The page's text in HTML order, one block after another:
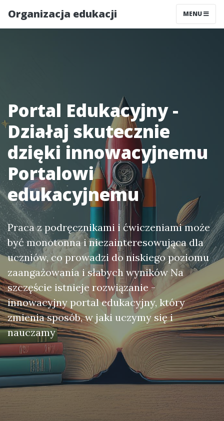
Organizacja edukacji MENU
Portal Edukacyjny -
Działaj skutecznie
dzięki innowacyjnemu
Portalowi
edukacyjnemu
Praca z podręcznikami i ćwiczeniami może
być monotonna i niezainteresowująca dla
uczniów, co prowadzi do niskiego poziomu
zaangażowania i słabych wyników Na
szczęście istnieje rozwiązanie -
innowacyjny portal edukacyjny, który
zmienia sposób, w jaki uczymy się i
nauczamy